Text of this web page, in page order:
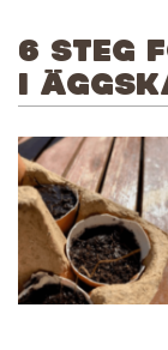
6 STEG
I